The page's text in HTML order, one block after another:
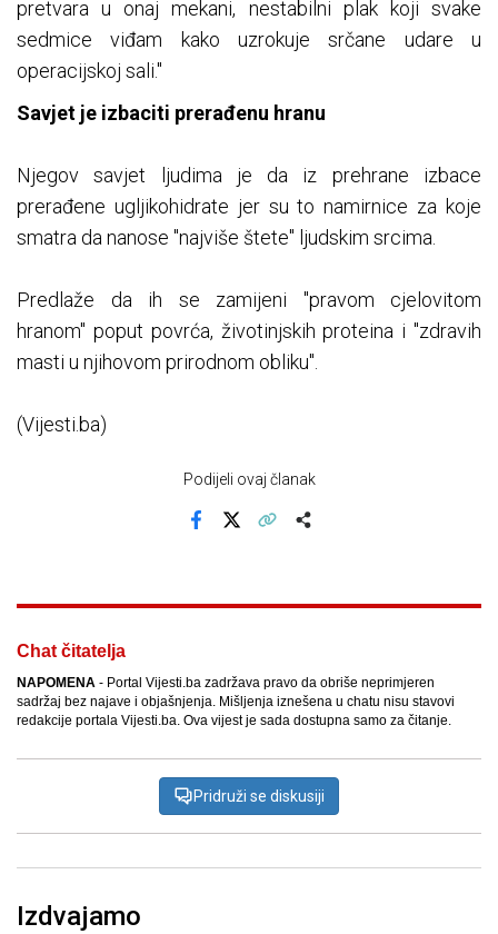
pretvara u onaj mekani, nestabilni plak koji svake
sedmice viđam kako uzrokuje srčane udare u
operacijskoj sali."
Savjet je izbaciti prerađenu hranu
Njegov savjet ljudima je da iz prehrane izbace
prerađene ugljikohidrate jer su to namirnice za koje
smatra da nanose "najviše štete" ljudskim srcima.
Predlaže da ih se zamijeni "pravom cjelovitom
hranom" poput povrća, životinjskih proteina i "zdravih
masti u njihovom prirodnom obliku".
(Vijesti.ba)
Podijeli ovaj članak
Chat čitatelja
NAPOMENA - Portal Vijesti.ba zadržava pravo da obriše neprimjeren
sadržaj bez najave i objašnjenja. Mišljenja iznešena u chatu nisu stavovi
redakcije portala Vijesti.ba. Ova vijest je sada dostupna samo za čitanje.
Pridruži se diskusiji
Izdvajamo